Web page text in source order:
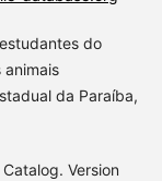
do
animais
da Paraíba,
Version